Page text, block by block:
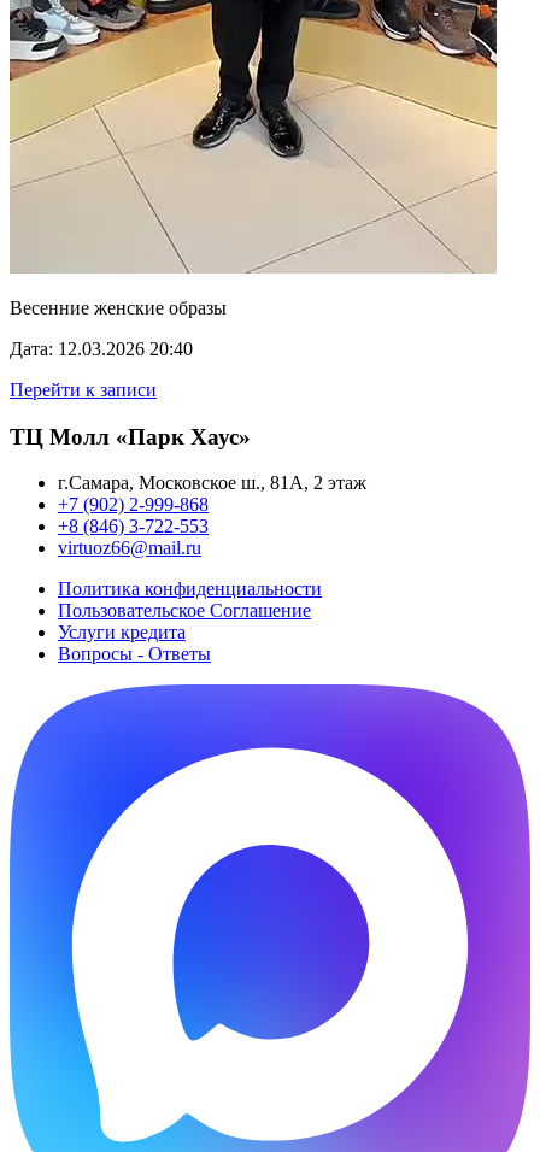
Весенние женские образы
Дата: 12.03.2026 20:40
Перейти к записи
ТЦ Молл «Парк Хаус»
г.Самара, Московское ш., 81А, 2 этаж
+7 (902) 2-999-868
+8 (846) 3-722-553
virtuoz66@mail.ru
Политика конфиденциальности
Пользовательское Cоглашение
Услуги кредита
Вопросы - Ответы